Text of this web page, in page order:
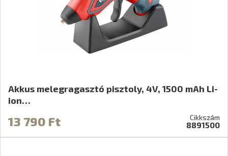
Akkus melegragasztó pisztoly, 4V, 1500 mAh Li-
ion…
13 790 Ft Cikkszám
8891500